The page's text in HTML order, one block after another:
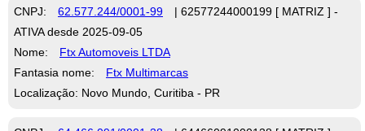
CNPJ: 62.577.244/0001-99
| 62577244000199 [ MATRIZ ] -
ATIVA desde 2025-09-05
Nome:
Ftx Automoveis LTDA
Fantasia nome:
Ftx Multimarcas
Localização: Novo Mundo, Curitiba - PR